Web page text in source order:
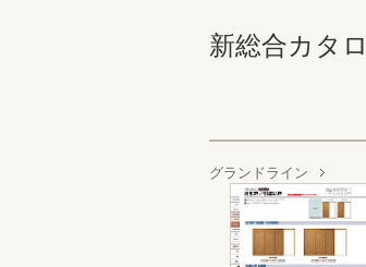
新総合カタ
グランドライン